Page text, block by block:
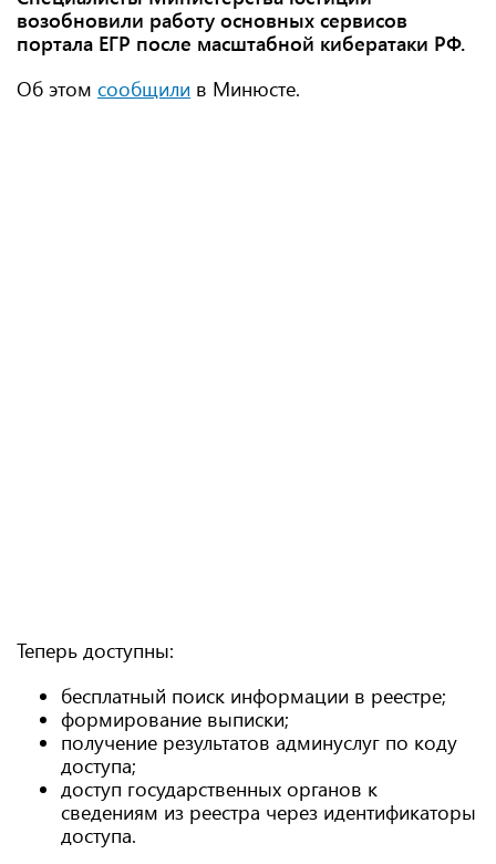
возобновили работу основных сервисов
портала ЕГР после масштабной кибератаки РФ.
Об этом сообщили в Минюсте.
Теперь доступны:
бесплатный поиск информации в реестре;
формирование выписки;
получение результатов админуслуг по коду
доступа;
доступ государственных органов к
сведениям из реестра через идентификаторы
доступа.